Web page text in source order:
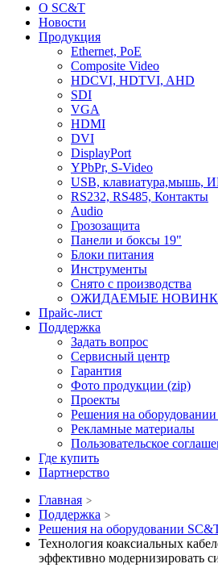
О SC&T
Новости
Продукция
Ethernet, PoE
Composite Video
HDCVI, HDTVI, AHD
SDI
VGA
HDMI
DVI
DisplayPort
YPbPr, S-Video
USB, клавиатура,мышь,
RS232, RS485, Контакты
Audio
Грозозащита
Панели и боксы 19"
Блоки питания
Инструменты
Снято с производства
ОЖИДАЕМЫЕ
Прайс-лист
Поддержка
Задать вопрос
Сервисный центр
Гарантия
Фото продукции (zip)
Проекты
Решения на
Рекламные материалы
Пользовательское
Где купить
Партнерство
Главная
Поддержка
Решения на оборудовании
Технология коаксиальных
эффективно модернизировать